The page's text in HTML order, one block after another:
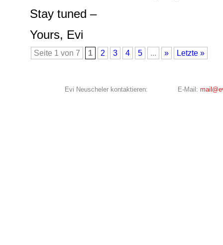
Stay tuned –
Yours, Evi
Seite 1 von 7 1 2 3 4 5 ... » Letzte »
Evi Neuscheler kontaktieren: E-Mail: